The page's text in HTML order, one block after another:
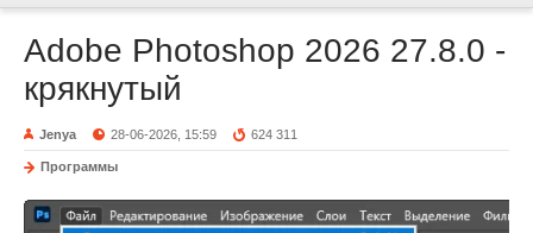
Adobe Photoshop 2026 27.8.0 -
крякнутый
Jenya 28-06-2026, 15:59 624 311
Программы